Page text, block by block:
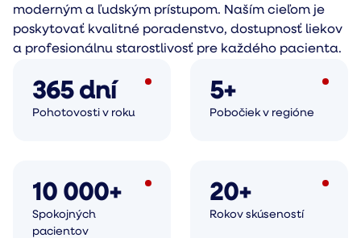
moderným a ľudským prístupom. Naším cieľom je
poskytovať kvalitné poradenstvo, dostupnosť liekov
a profesionálnu starostlivosť pre každého pacienta.
365 dní
Pohotovosti v roku
5+
Pobočiek v regióne
10 000+
Spokojných
pacientov
20+
Rokov skúseností